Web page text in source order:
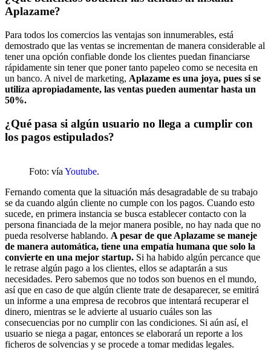
Aplazame?
Para todos los comercios las ventajas son innumerables, está
demostrado que las ventas se incrementan de manera considerable al
tener una opción confiable donde los clientes puedan financiarse
rápidamente sin tener que poner tanto papeleo como se necesita en
un banco. A nivel de marketing, Aplazame es una joya, pues si se
utiliza apropiadamente, las ventas pueden aumentar hasta un
50%.
¿Qué pasa si algún usuario no llega a cumplir con
los pagos estipulados?
Foto: vía Youtube.
Fernando comenta que la situación más desagradable de su trabajo
se da cuando algún cliente no cumple con los pagos. Cuando esto
sucede, en primera instancia se busca establecer contacto con la
persona financiada de la mejor manera posible, no hay nada que no
pueda resolverse hablando. A pesar de que Aplazame se maneje
de manera automática, tiene una empatía humana que solo la
convierte en una mejor startup. Si ha habido algún percance que
le retrase algún pago a los clientes, ellos se adaptarán a sus
necesidades. Pero sabemos que no todos son buenos en el mundo,
así que en caso de que algún cliente trate de desaparecer, se emitirá
un informe a una empresa de recobros que intentará recuperar el
dinero, mientras se le advierte al usuario cuáles son las
consecuencias por no cumplir con las condiciones. Si aún así, el
usuario se niega a pagar, entonces se elaborará un reporte a los
ficheros de solvencias y se procede a tomar medidas legales.